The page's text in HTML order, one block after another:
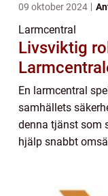
09 oktober 2024
Larmcentral
Livsviktig
En larmcentral
samhällets
denna tjänst som
hjälp snabbt